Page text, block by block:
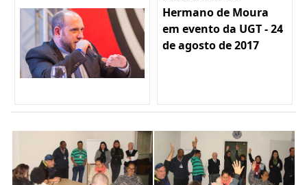
Hermano de Moura
em evento da UGT - 24
de agosto de 2017